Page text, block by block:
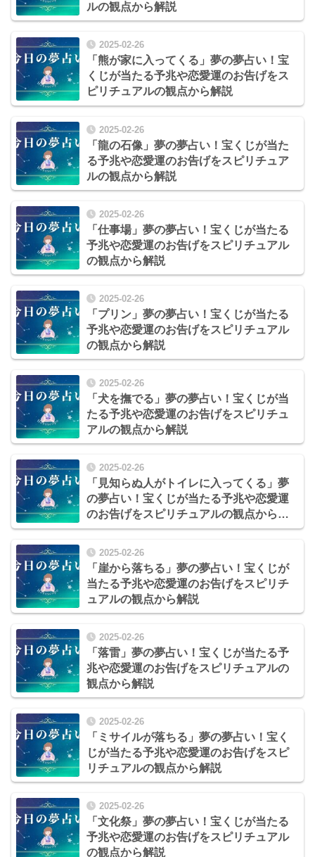
ルの観点から解説
2025-02-26
「熊が家に入ってくる」夢の夢占い！宝
くじが当たる予兆や恋愛運のお告げをス
ピリチュアルの観点から解説
2025-02-26
「龍の石像」夢の夢占い！宝くじが当た
る予兆や恋愛運のお告げをスピリチュア
ルの観点から解説
2025-02-26
「仕事場」夢の夢占い！宝くじが当たる
予兆や恋愛運のお告げをスピリチュアル
の観点から解説
2025-02-26
「プリン」夢の夢占い！宝くじが当たる
予兆や恋愛運のお告げをスピリチュアル
の観点から解説
2025-02-26
「犬を撫でる」夢の夢占い！宝くじが当
たる予兆や恋愛運のお告げをスピリチュ
アルの観点から解説
2025-02-26
「見知らぬ人がトイレに入ってくる」夢
の夢占い！宝くじが当たる予兆や恋愛運
のお告げをスピリチュアルの観点から解
説
2025-02-26
「崖から落ちる」夢の夢占い！宝くじが
当たる予兆や恋愛運のお告げをスピリチ
ュアルの観点から解説
2025-02-26
「落雷」夢の夢占い！宝くじが当たる予
兆や恋愛運のお告げをスピリチュアルの
観点から解説
2025-02-26
「ミサイルが落ちる」夢の夢占い！宝く
じが当たる予兆や恋愛運のお告げをスピ
リチュアルの観点から解説
2025-02-26
「文化祭」夢の夢占い！宝くじが当たる
予兆や恋愛運のお告げをスピリチュアル
の観点から解説